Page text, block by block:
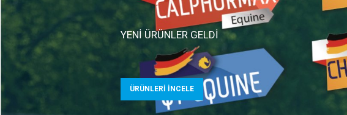
YENİ ÜRÜNLER GELDİ
ÜRÜNLERİ İNCELE